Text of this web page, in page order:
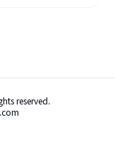
reserved.